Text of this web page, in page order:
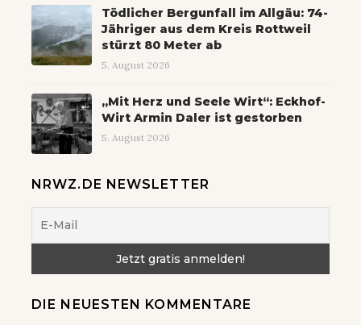
Tödlicher Bergunfall im Allgäu: 74-
Jähriger aus dem Kreis Rottweil
stürzt 80 Meter ab
5. August 2026
„Mit Herz und Seele Wirt“: Eckhof-
Wirt Armin Daler ist gestorben
5. August 2026
NRWZ.DE NEWSLETTER
DIE NEUESTEN KOMMENTARE